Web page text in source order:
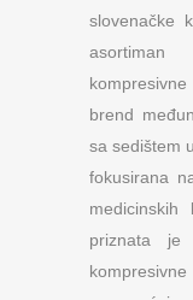
slovenačke
asortiman
brend
sa sedištem
fokusirana
priznata